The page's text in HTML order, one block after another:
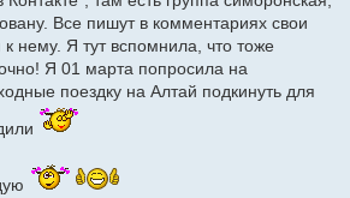
Все пишут в комментариях свои
нему. Я тут вспомнила, что тоже
Я 01 марта попросила на
поездку на Алтай подкинуть для